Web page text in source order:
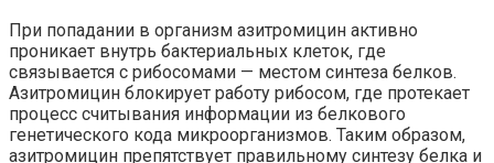
При попадании в организм азитромицин активно
проникает внутрь бактериальных клеток, где
связывается с рибосомами — местом синтеза белков.
Азитромицин блокирует работу рибосом, где протекает
процесс считывания информации из белкового
генетического кода микроорганизмов. Таким образом,
азитромицин препятствует правильному синтезу белка и